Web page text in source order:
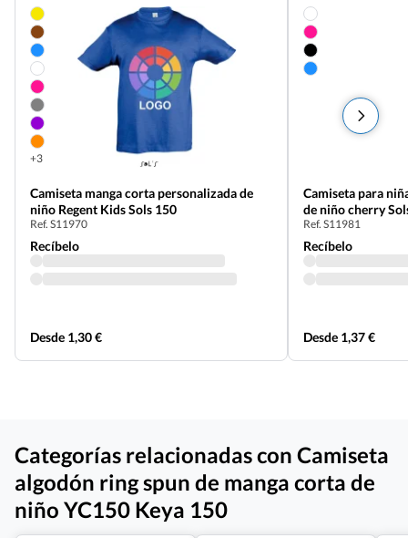
+3
Camiseta manga corta personalizada de
niño Regent Kids Sols 150
Ref. S11970
Recíbelo
Desde 1,30 €
Camiseta para
de niño cherry
Ref. S11981
Recíbelo
Desde 1,37 €
Categorías relacionadas con Camiseta
algodón ring spun de manga corta de
niño YC150 Keya 150